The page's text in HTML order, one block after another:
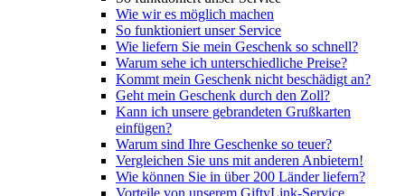
Wie wir es möglich machen
So funktioniert unser Service
Wie liefern Sie mein Geschenk so schnell?
Warum sehe ich unterschiedliche Preise?
Kommt mein Geschenk nicht beschädigt an?
Geht mein Geschenk durch den Zoll?
Kann ich unsere gebrandeten Grußkarten
einfügen?
Warum sind Ihre Geschenke so teuer?
Vergleichen Sie uns mit anderen Anbietern!
Wie können Sie in über 200 Länder liefern?
Vorteile von unserem GiftyLink-Service